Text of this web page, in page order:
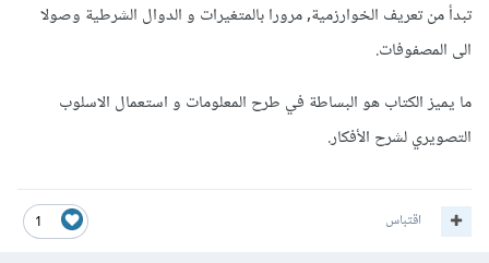
تبدأ من تعريف الخوارزمية, مرورا بالمتغيرات و الدوال الشرطية وصولا
الى المصفوفات.
ما يميز الكتاب هو البساطة في طرح المعلومات و استعمال الاسلوب
التصويري لشرح الأفكار.
1 اقتباس